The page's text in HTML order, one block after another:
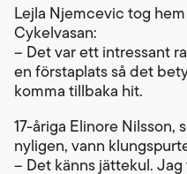
Lejla Njemcevic tog
Cykelvasan:
– Det var ett intressant
en förstaplats så det
komma tillbaka hit.
17-åriga Elinore Nilsson,
nyligen, vann
– Det känns jättekul.